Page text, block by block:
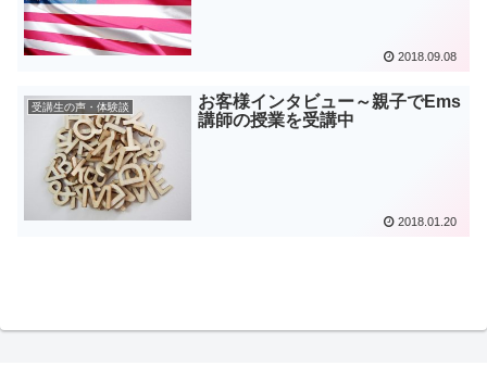
2018.09.08
受講生の声・体験談
お客様インタビュー～親子でEms
講師の授業を受講中
2018.01.20